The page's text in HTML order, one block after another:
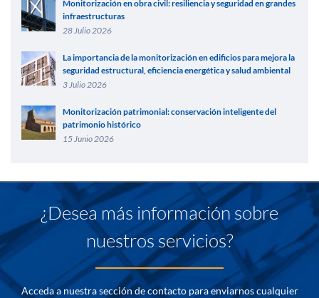
Monitorización en obra civil: resiliencia y seguridad en grandes
infraestructuras
28 Julio 2026
La importancia de la monitorización en edificios para mejora la
seguridad estructural, eficiencia energética y salud ambiental
3 Julio 2026
Monitorización patrimonial: conservación inteligente del
patrimonio histórico
15 Junio 2026
¿Desea más información sobre
nuestros servicios?
Acceda a nuestra sección de contacto para enviarnos cualquier